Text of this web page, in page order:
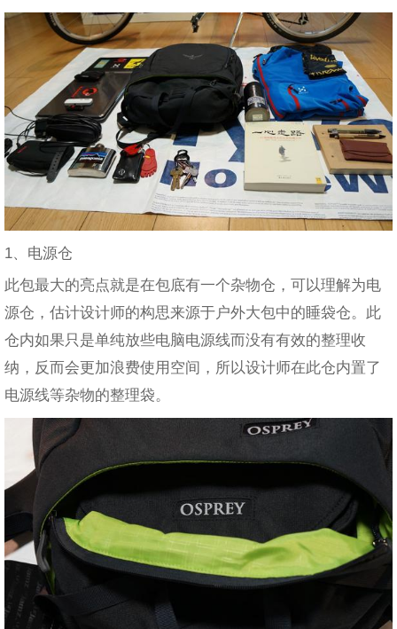
1、电源仓
此包最大的亮点就是在包底有一个杂物仓，可以理解为电
源仓，估计设计师的构思来源于户外大包中的睡袋仓。此
仓内如果只是单纯放些电脑电源线而没有有效的整理收
纳，反而会更加浪费使用空间，所以设计师在此仓内置了
电源线等杂物的整理袋。